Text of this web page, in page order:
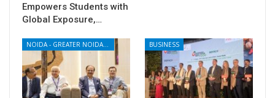
Empowers Students with
Global Exposure,…
NOIDA - GREATER NOIDA - YAMUNA EXPRESSWAY BUSINESS